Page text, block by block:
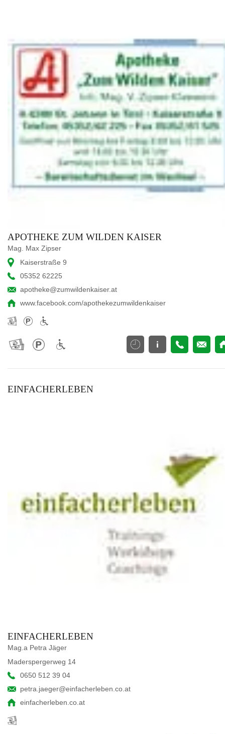
APOTHEKE ZUM WILDEN KAISER
Mag. Max Zipser
Kaiserstraße 9
05352 62225
apotheke@zumwildenkaiser.at
www.facebook.com/apothekezumwildenkaiser
EINFACHERLEBEN
EINFACHERLEBEN
Mag.a Petra Jäger
Maderspergerweg 14
0650 512 39 04
petra.jaeger@einfacherleben.co.at
einfacherleben.co.at